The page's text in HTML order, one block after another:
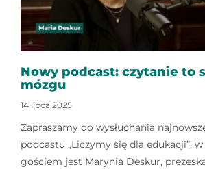
Nowy podcast: czytanie to
mózgu
14 lipca 2025
Zapraszamy do wysłuchania
podcastu „Liczymy się dla edukacji”,
gościem jest Marynia Deskur,